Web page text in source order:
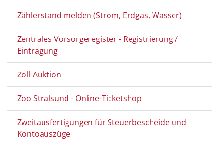
Zählerstand melden (Strom, Erdgas, Wasser)
Zentrales Vorsorgeregister - Registrierung /
Eintragung
Zoll-Auktion
Zoo Stralsund - Online-Ticketshop
Zweitausfertigungen für Steuerbescheide und
Kontoauszüge